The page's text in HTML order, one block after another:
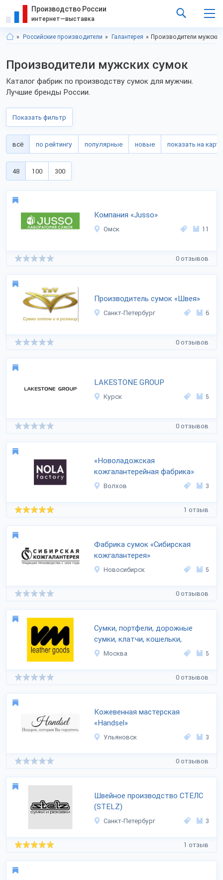
Производство России
интернет—выставка
Российские производители Галантерея Производители
Производители мужских сумок
Каталог фабрик по производству сумок для мужчин.
Лучшие бренды России.
Показать фильтр
всё по рейтингу популярные новые показать на карте
48 100 300
Компания «Jusso»
Омск 11
0 отзывов
Производитель сумок «Швея»
Санкт-Петербург 6
0 отзывов
LAKESTONE GROUP
Курск 5
0 отзывов
«Новоладожская
кожгалантерейная фабрика»
Волхов 3
1 отзыв
Фабрика сумок «Сибирская
кожгалантерея»
Новосибирск 5
0 отзывов
Сумки, портфели, дорожные
сумки, клатчи, кошельки,
Москва 5
0 отзывов
Кожевенная мастерская
«Handsel»
Ульяновск 3
0 отзывов
Швейное производство СТЕЛС
(STELZ)
Санкт-Петербург 3
1 отзыв